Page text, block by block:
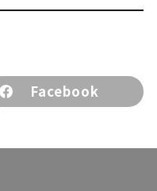
Facebook